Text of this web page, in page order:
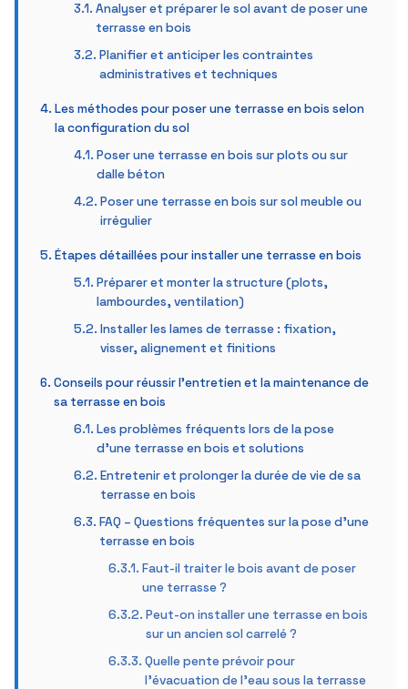
Analyser et préparer le sol avant de poser une
terrasse en bois
Planifier et anticiper les contraintes
administratives et techniques
Les méthodes pour poser une terrasse en bois selon
la configuration du sol
Poser une terrasse en bois sur plots ou sur
dalle béton
Poser une terrasse en bois sur sol meuble ou
irrégulier
Étapes détaillées pour installer une terrasse en bois
Préparer et monter la structure (plots,
lambourdes, ventilation)
Installer les lames de terrasse : fixation,
visser, alignement et finitions
Conseils pour réussir l’entretien et la maintenance de
sa terrasse en bois
Les problèmes fréquents lors de la pose
d’une terrasse en bois et solutions
Entretenir et prolonger la durée de vie de sa
terrasse en bois
FAQ – Questions fréquentes sur la pose d’une
terrasse en bois
Faut-il traiter le bois avant de poser
une terrasse ?
Peut-on installer une terrasse en bois
sur un ancien sol carrelé ?
Quelle pente prévoir pour
l’évacuation de l’eau sous la terrasse